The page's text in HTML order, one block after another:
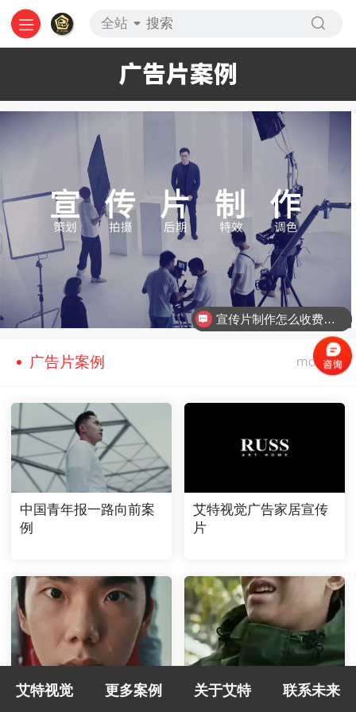
全站
广告片案例
广告片案例
中国青年报一路向前案
例
艾特视觉广告家居宣传
片
银行卡随机立减短视频
广告北京宣传片制作案
银行卡首绑优惠短视频
广告北京宣传片制作案
艾特视觉 更多案例 关于艾特 联系未来
宣传片制作怎么收费的？